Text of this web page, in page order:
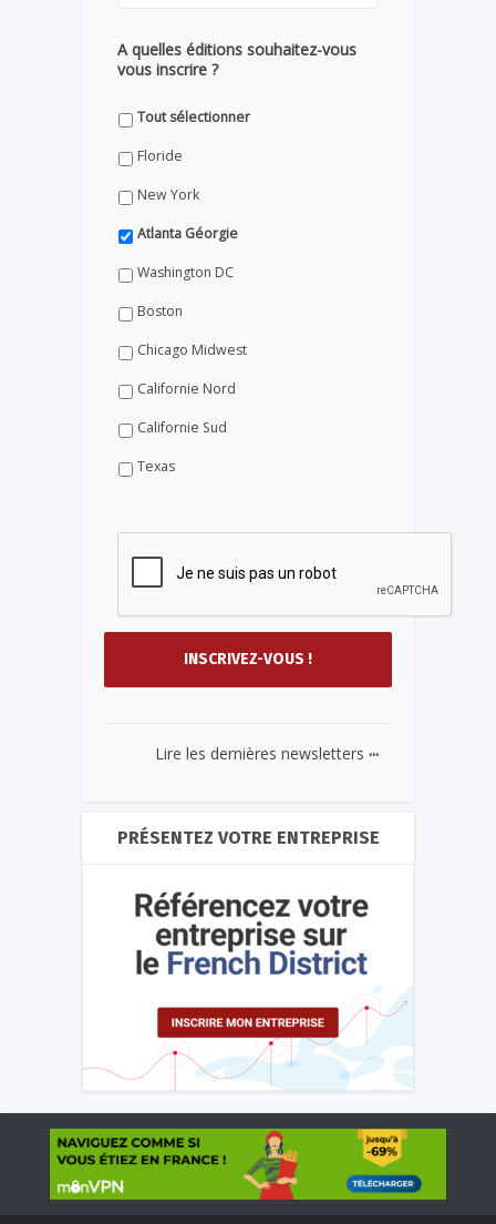
A quelles éditions souhaitez-vous
vous inscrire ?
Tout sélectionner
Floride
New York
Atlanta Géorgie
Washington DC
Boston
Chicago Midwest
Californie Nord
Californie Sud
Texas
Lire les dernières newsletters ...
PRÉSENTEZ VOTRE ENTREPRISE